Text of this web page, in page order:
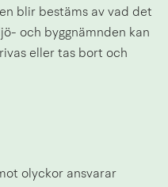
blir bestäms av vad det
och byggnämnden kan
eller tas bort och
olyckor ansvarar